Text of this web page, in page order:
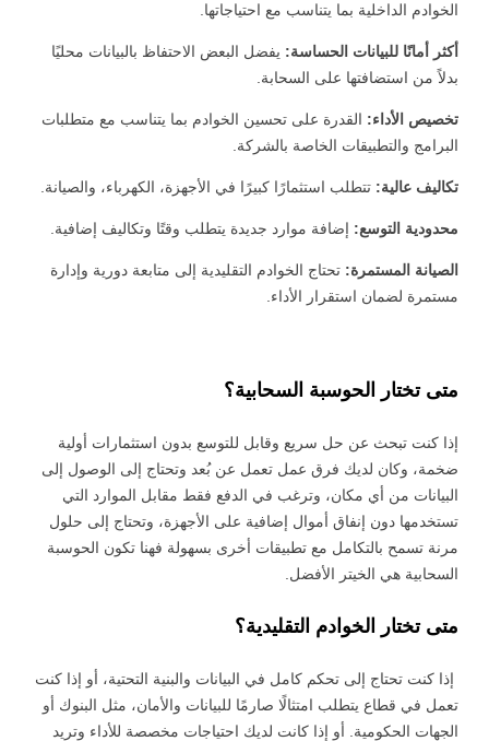
التقنية
الرقمية
الأعمال
الخوادم الداخلية بما يتناسب مع احتياجاتها.
أكثر أمانًا للبيانات الحساسة: يفضل البعض الاحتفاظ بالبيانات محليًا
بدلاً من استضافتها على السحابة.
تخصيص الأداء: القدرة على تحسين الخوادم بما يتناسب مع متطلبات
البرامج والتطبيقات الخاصة بالشركة.
تكاليف عالية: تتطلب استثمارًا كبيرًا في الأجهزة، الكهرباء، والصيانة.
محدودية التوسع: إضافة موارد جديدة يتطلب وقتًا وتكاليف إضافية.
الصيانة المستمرة: تحتاج الخوادم التقليدية إلى متابعة دورية وإدارة
مستمرة لضمان استقرار الأداء.
متى تختار الحوسبة السحابية؟
إذا كنت تبحث عن حل سريع وقابل للتوسع بدون استثمارات أولية
ضخمة، وكان لديك فرق عمل تعمل عن بُعد وتحتاج إلى الوصول إلى
البيانات من أي مكان، وترغب في الدفع فقط مقابل الموارد التي
تستخدمها دون إنفاق أموال إضافية على الأجهزة، وتحتاج إلى حلول
مرنة تسمح بالتكامل مع تطبيقات أخرى بسهولة فهنا تكون الحوسبة
السحابية هي الخيتر الأفضل.
متى تختار الخوادم التقليدية؟
إذا كنت تحتاج إلى تحكم كامل في البيانات والبنية التحتية، أو إذا كنت
تعمل في قطاع يتطلب امتثالًا صارمًا للبيانات والأمان، مثل البنوك أو
الجهات الحكومية. أو إذا كانت لديك احتياجات مخصصة للأداء وتريد